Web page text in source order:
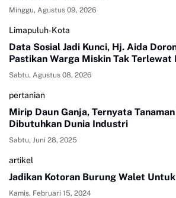
Minggu, Agustus 09, 2026
Limapuluh-Kota
Data Sosial Jadi Kunci, Hj. Aida
Pastikan Warga Miskin Tak Terlewat
Sabtu, Agustus 08, 2026
pertanian
Mirip Daun Ganja, Ternyata
Dibutuhkan Dunia Industri
Sabtu, Juni 28, 2025
artikel
Jadikan Kotoran Burung Walet
Kamis, Februari 15, 2024